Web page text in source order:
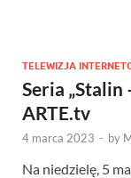
TELEWIZJA
Seria
ARTE.tv
4 marca 2023 - by
Na niedzielę, 5